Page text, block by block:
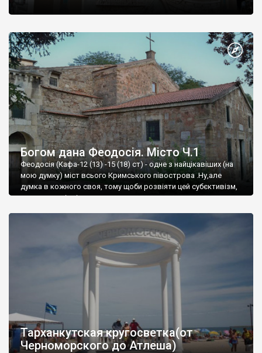
Богом дана Феодосія. Місто Ч.1
Феодосія (Кафа-12 (13) -15 (18) ст) - одне з найцікавіших (на
мою думку) міст всього Кримського півострова .Ну,але
думка в кожного своя, тому щоби розвіяти цей субєктивізм,
запрошую відвідати це
Тарханкутская кругосветка(от
Черноморского до Атлеша)